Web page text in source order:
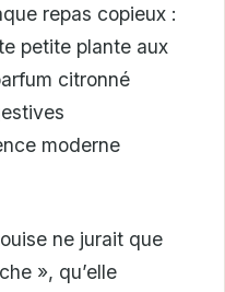
repas copieux :
petite plante aux
citronné
moderne
ne jurait que
», qu’elle